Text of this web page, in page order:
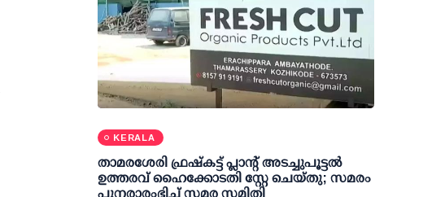
KERALA
താമരശേരി ഫ്രഷ്കട്ട് പ്ലാന്റ് അടച്ചുപൂട്ടൽ
ഉത്തരവ് ഹൈക്കോടതി സ്റ്റേ ചെയ്തു; സമരം
പുനരാരംഭിച്ച് സമര സമിതി